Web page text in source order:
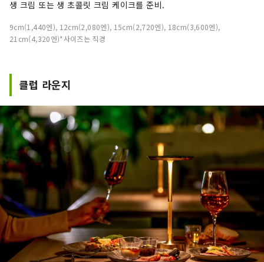
생 크림 또는 생 초콜릿 크림 케이크를 준비.
9cm(1,440엔), 12cm(2,080엔), 15cm(2,720엔), 18cm(3,600엔),
21cm(4,320엔)*사이즈는 직경
클럽 라운지